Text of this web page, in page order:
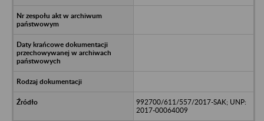
992700/611/557/2017-SAK; UNP:
2017-00064009